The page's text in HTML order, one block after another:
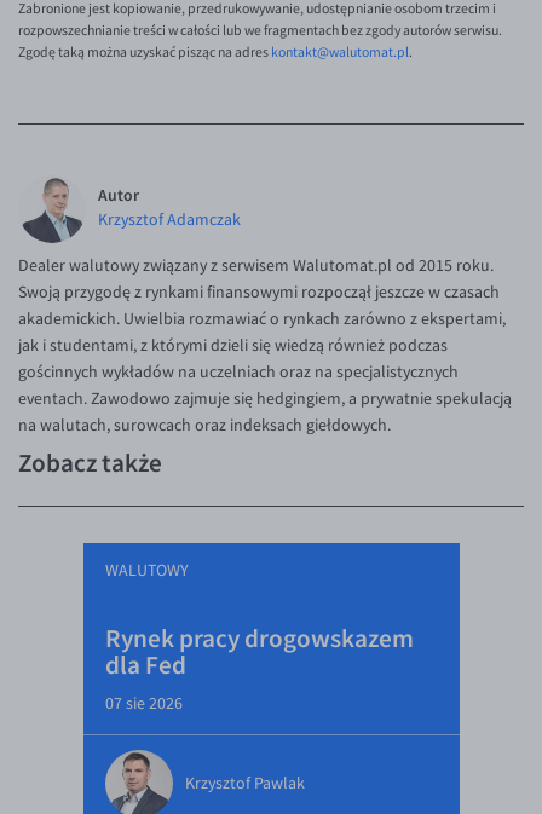
Zabronione jest kopiowanie, przedrukowywanie, udostępnianie osobom trzecim i
rozpowszechnianie treści w całości lub we fragmentach bez zgody autorów serwisu.
Zgodę taką można uzyskać pisząc na adres kontakt@walutomat.pl.
Autor
Krzysztof Adamczak
Dealer walutowy związany z serwisem Walutomat.pl od 2015 roku.
Swoją przygodę z rynkami finansowymi rozpoczął jeszcze w czasach
akademickich. Uwielbia rozmawiać o rynkach zarówno z ekspertami,
jak i studentami, z którymi dzieli się wiedzą również podczas
gościnnych wykładów na uczelniach oraz na specjalistycznych
eventach. Zawodowo zajmuje się hedgingiem, a prywatnie spekulacją
na walutach, surowcach oraz indeksach giełdowych.
Zobacz także
WALUTOWY
Rynek pracy drogowskazem
dla Fed
07 sie 2026
Krzysztof Pawlak